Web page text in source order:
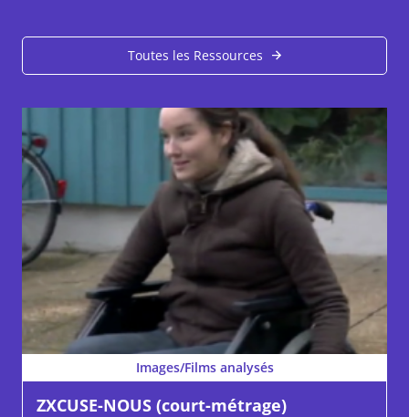
Toutes les Ressources
Images/Films analysés
ZXCUSE-NOUS (court-métrage)